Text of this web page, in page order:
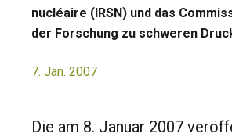
nucléaire (IRSN) und das
der Forschung zu schweren
7. Jan. 2007
Die am 8. Januar 2007